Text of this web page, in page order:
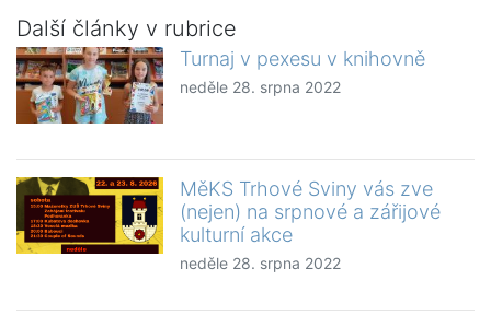
Další články v rubrice
Turnaj v pexesu v knihovně
neděle 28. srpna 2022
MěKS Trhové Sviny vás zve
(nejen) na srpnové a zářijové
kulturní akce
neděle 28. srpna 2022